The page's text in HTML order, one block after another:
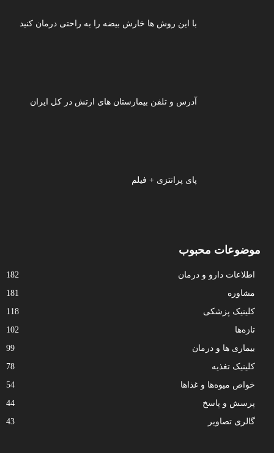
با این روش ها خارش بیضه را به راحتی درمان کنید
آدرس و تلفن بیمارستان های ارتش در کل ایران
پای پرانتزی + فیلم
موضوعات محبوب
اطلاعات دارو و درمان
182
مشاوره
181
کلینیک پزشکی
118
تازه‌ها
102
بیماری ها و درمان
99
کلینیک تغذیه
78
خواص میوه‌ها و غذاها
54
پرسش و پاسخ
44
گالری تصاویر
43